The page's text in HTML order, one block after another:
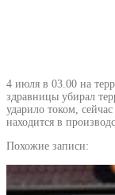
4 июля в 03.00 на
здравницы убирал
ударило током,
находится в
Похожие записи: